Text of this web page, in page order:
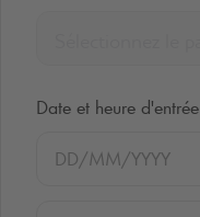
Date et heure d'entrée